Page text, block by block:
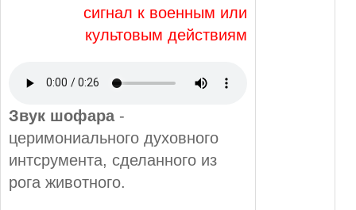
сигнал к военным или
культовым действиям
Звук шофара-
церимониального духовного
интсрумента, сделанного из
рога животного.